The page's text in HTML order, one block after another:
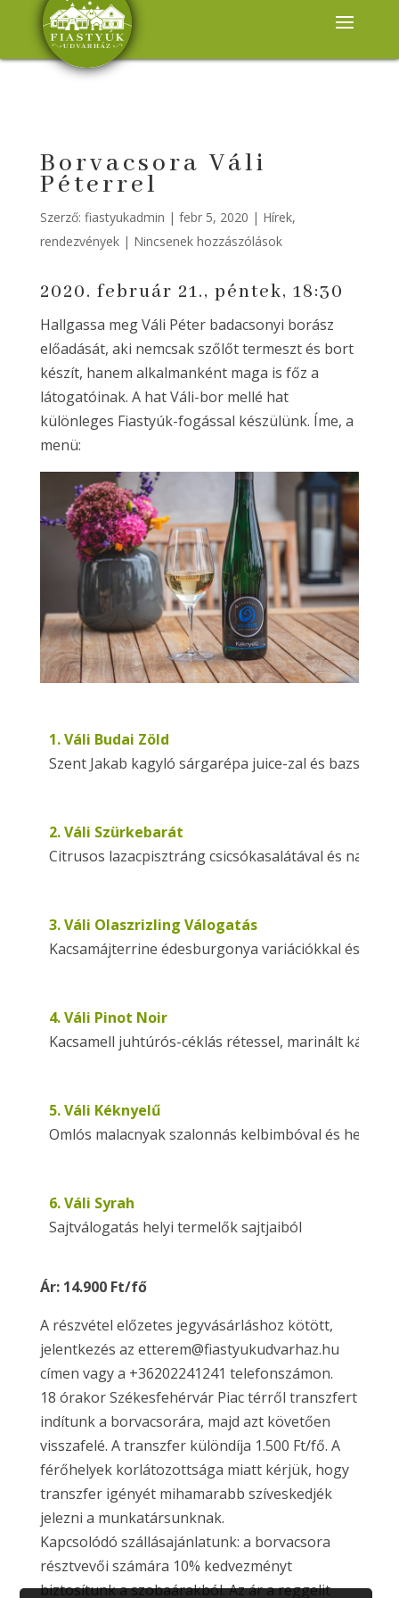
Borvacsora Váli
Péterrel
Szerző: fiastyukadmin | febr 5, 2020 | Hírek,
rendezvények| Nincsenek hozzászólások
2020. február 21., péntek, 18:30
Hallgassa meg Váli Péter badacsonyi borász
előadását, aki nemcsak szőlőt termeszt és bort
készít, hanem alkalmanként maga is főz a
látogatóinak. A hat Váli-bor mellé hat
különleges Fiastyúk-fogással készülünk. Íme, a
menü:
1. Váli Budai Zöld
Szent Jakab kagyló sárgarépa juice-zal és
2. Váli Szürkebarát
Citrusos lazacpisztráng csicsókasalátával és
3. Váli Olaszrizling Válogatás
Kacsamájterrine édesburgonya variációkkal és
4. Váli Pinot Noir
Kacsamell juhtúrós-céklás rétessel, marinált
5. Váli Kéknyelű
Omlós malacnyak szalonnás kelbimbóval és hegyi
6. Váli Syrah
Sajtválogatás helyi termelők sajtjaiból
Ár: 14.900 Ft/fő
A részvétel előzetes jegyvásárláshoz kötött,
jelentkezés az etterem@fiastyukudvarhaz.hu
címen vagy a +36202241241 telefonszámon.
18 órakor Székesfehérvár Piac térről transzfert
indítunk a borvacsorára, majd azt követően
visszafelé. A transzfer különdíja 1.500 Ft/fő. A
férőhelyek korlátozottsága miatt kérjük, hogy
transzfer igényét mihamarabb szíveskedjék
jelezni a munkatársunknak.
Kapcsolódó szállásajánlatunk: a borvacsora
résztvevői számára 10% kedvezményt
biztosítunk a szobaárakból. Az ár a reggelit